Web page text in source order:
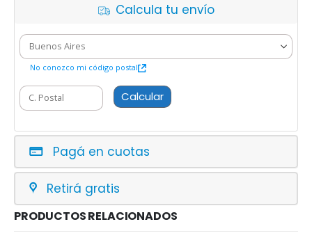
Calcula tu envío
No conozco mi código postal
Calcular
Pagá en cuotas
Retirá gratis
PRODUCTOS RELACIONADOS